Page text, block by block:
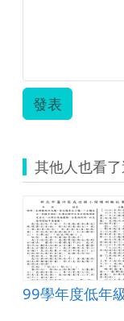
發表
其他人也看